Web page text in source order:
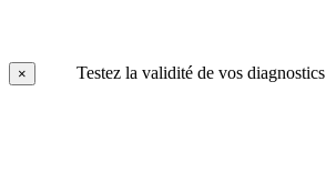
× Testez la validité de vos diagnostics